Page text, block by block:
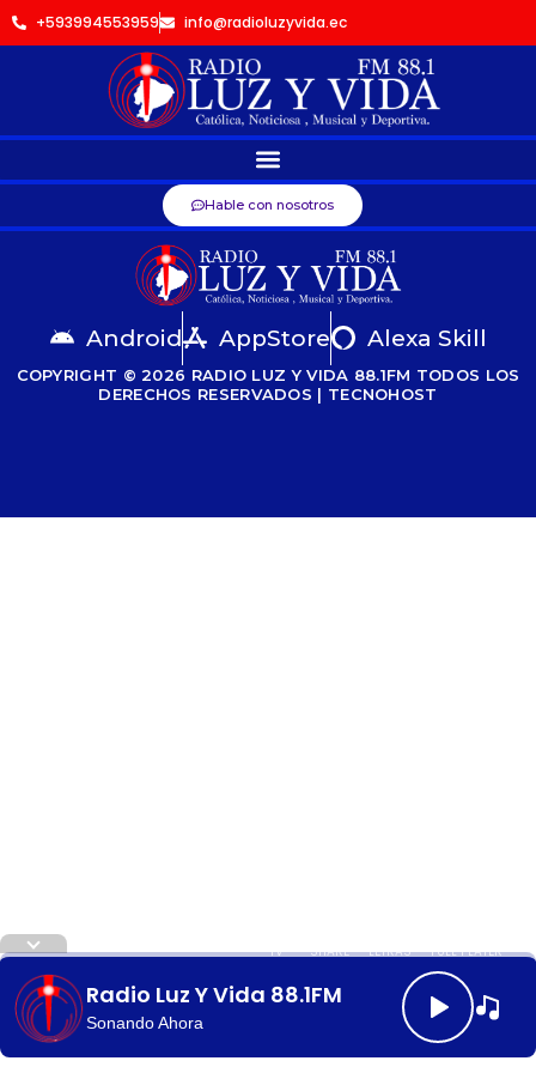
+593994553959 info@radioluzyvida.ec
Hable con nosotros
Android AppStore Alexa Skill
COPYRIGHT © 2026 RADIO LUZ Y VIDA 88.1FM TODOS LOS
DERECHOS RESERVADOS | TECNOHOST
Radio Luz Y Vida 88.1FM
Sonando Ahora
TV SHARE LETRAS FULL PLAYER